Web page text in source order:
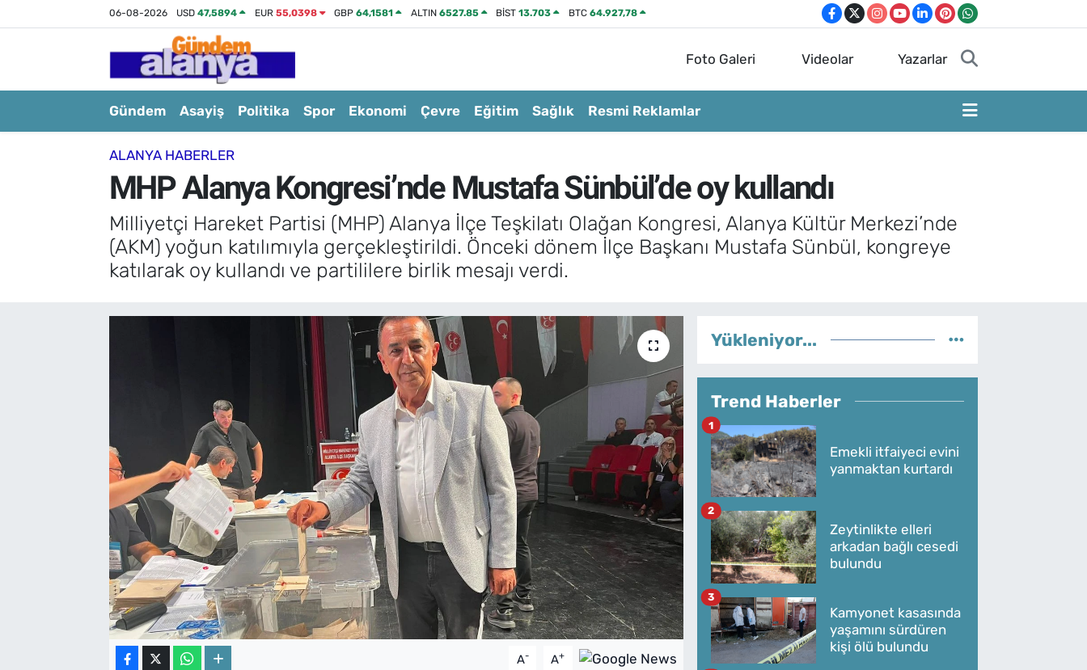
06-08-2026 USD47,5894 EUR 55,0398 GBP64,1581 ALTIN 6527.85 BİST13.703 BTC 64.927,78
Foto Galeri Videolar Yazarlar
Gündem Asayiş Politika Spor Ekonomi Çevre Eğitim Sağlık Resmi Reklamlar
ALANYA HABERLER
MHP Alanya Kongresi’nde Mustafa Sünbül’de oy kullandı
Milliyetçi Hareket Partisi (MHP) Alanya İlçe Teşkilatı Olağan Kongresi, Alanya Kültür Merkezi’nde
(AKM) yoğun katılımıyla gerçekleştirildi. Önceki dönem İlçe Başkanı Mustafa Sünbül, kongreye
katılarak oy kullandı ve partililere birlik mesajı verdi.
A- A+
Yükleniyor...
Trend Haberler
Emekli itfaiyeci evini
yanmaktan kurtardı
1
Zeytinlikte elleri
arkadan bağlı cesedi
bulundu
2
Kamyonet kasasında
yaşamını sürdüren
kişi ölü bulundu
3